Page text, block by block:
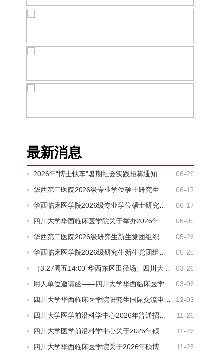
最新消息
2026年“博士快车”暑期社会实践招募通知
06-29
华西第二医院2026级专业学位硕士研究生报到通知
06-17
华西临床医学院2026级专业学位硕士研究生报到通知
06-17
四川大学华西临床医学院关于举办2026年全国优秀大学生暑期夏令营的通知
06-09
华西第二医院2026级研究生新生党团组织关系转入须知
05-26
华西临床医学院2026级研究生新生党团组织关系转入须知
05-25
（3.27周五14:00-华西东区田径场）四川大学2026年医药卫生类春季校园双选会
03-26
用人单位邀请函——四川大学华西临床医学院2026年春季招聘活动
03-06
四川大学华西临床医学院研究生国际交流申请流程及回国后登记流程
12-03
四川大学医学前沿科学中心2026年普通招考博士研究生招生简章
11-26
四川大学医学前沿科学中心关于2026年硕博连读研究生选拔的通知
11-26
四川大学华西临床医学院关于2026年硕博连读研究生选拔的通知
11-25